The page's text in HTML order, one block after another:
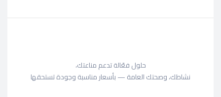
حلول فعّالة تدعم مناعتك،
نشاطك، وصحتك العامة — بأسعار مناسبة وجودة تستحقها